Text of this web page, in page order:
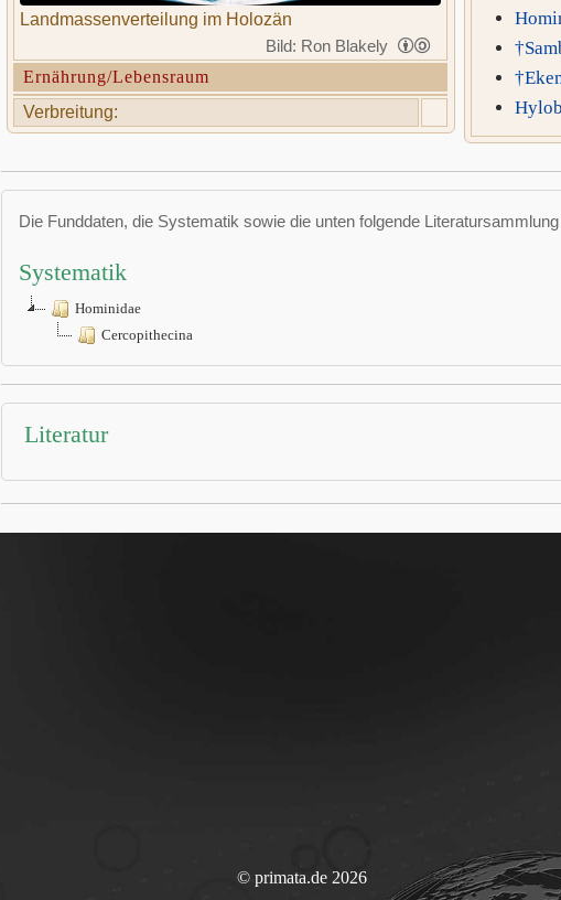
Landmassenverteilung im Holozän
Bild: Ron Blakely
Ernährung/Lebensraum
Verbreitung:
Die Funddaten, die Systematik sowie die unten folgende
Systematik
Hominidae
Cercopithecina
Literatur
© primata.de 2026